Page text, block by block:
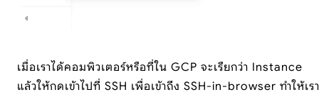
เมื่อเราได้คอมพิวเตอร์หรือที่ใน GCP จะเรียกว่า Instance
แล้วให้กดเข้าไปที่ SSH เพื่อเข้าถึง SSH-in-browser ทำให้เรา